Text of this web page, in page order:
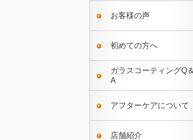
お客様の声
初めての方へ
ガラスコーティングQ＆
A
アフターケアについて
店舗紹介